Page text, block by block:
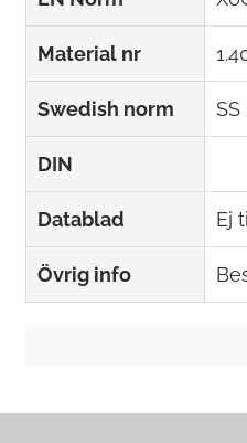
Material nr
Swedish norm SS
DIN
Datablad Ej
Övrig info